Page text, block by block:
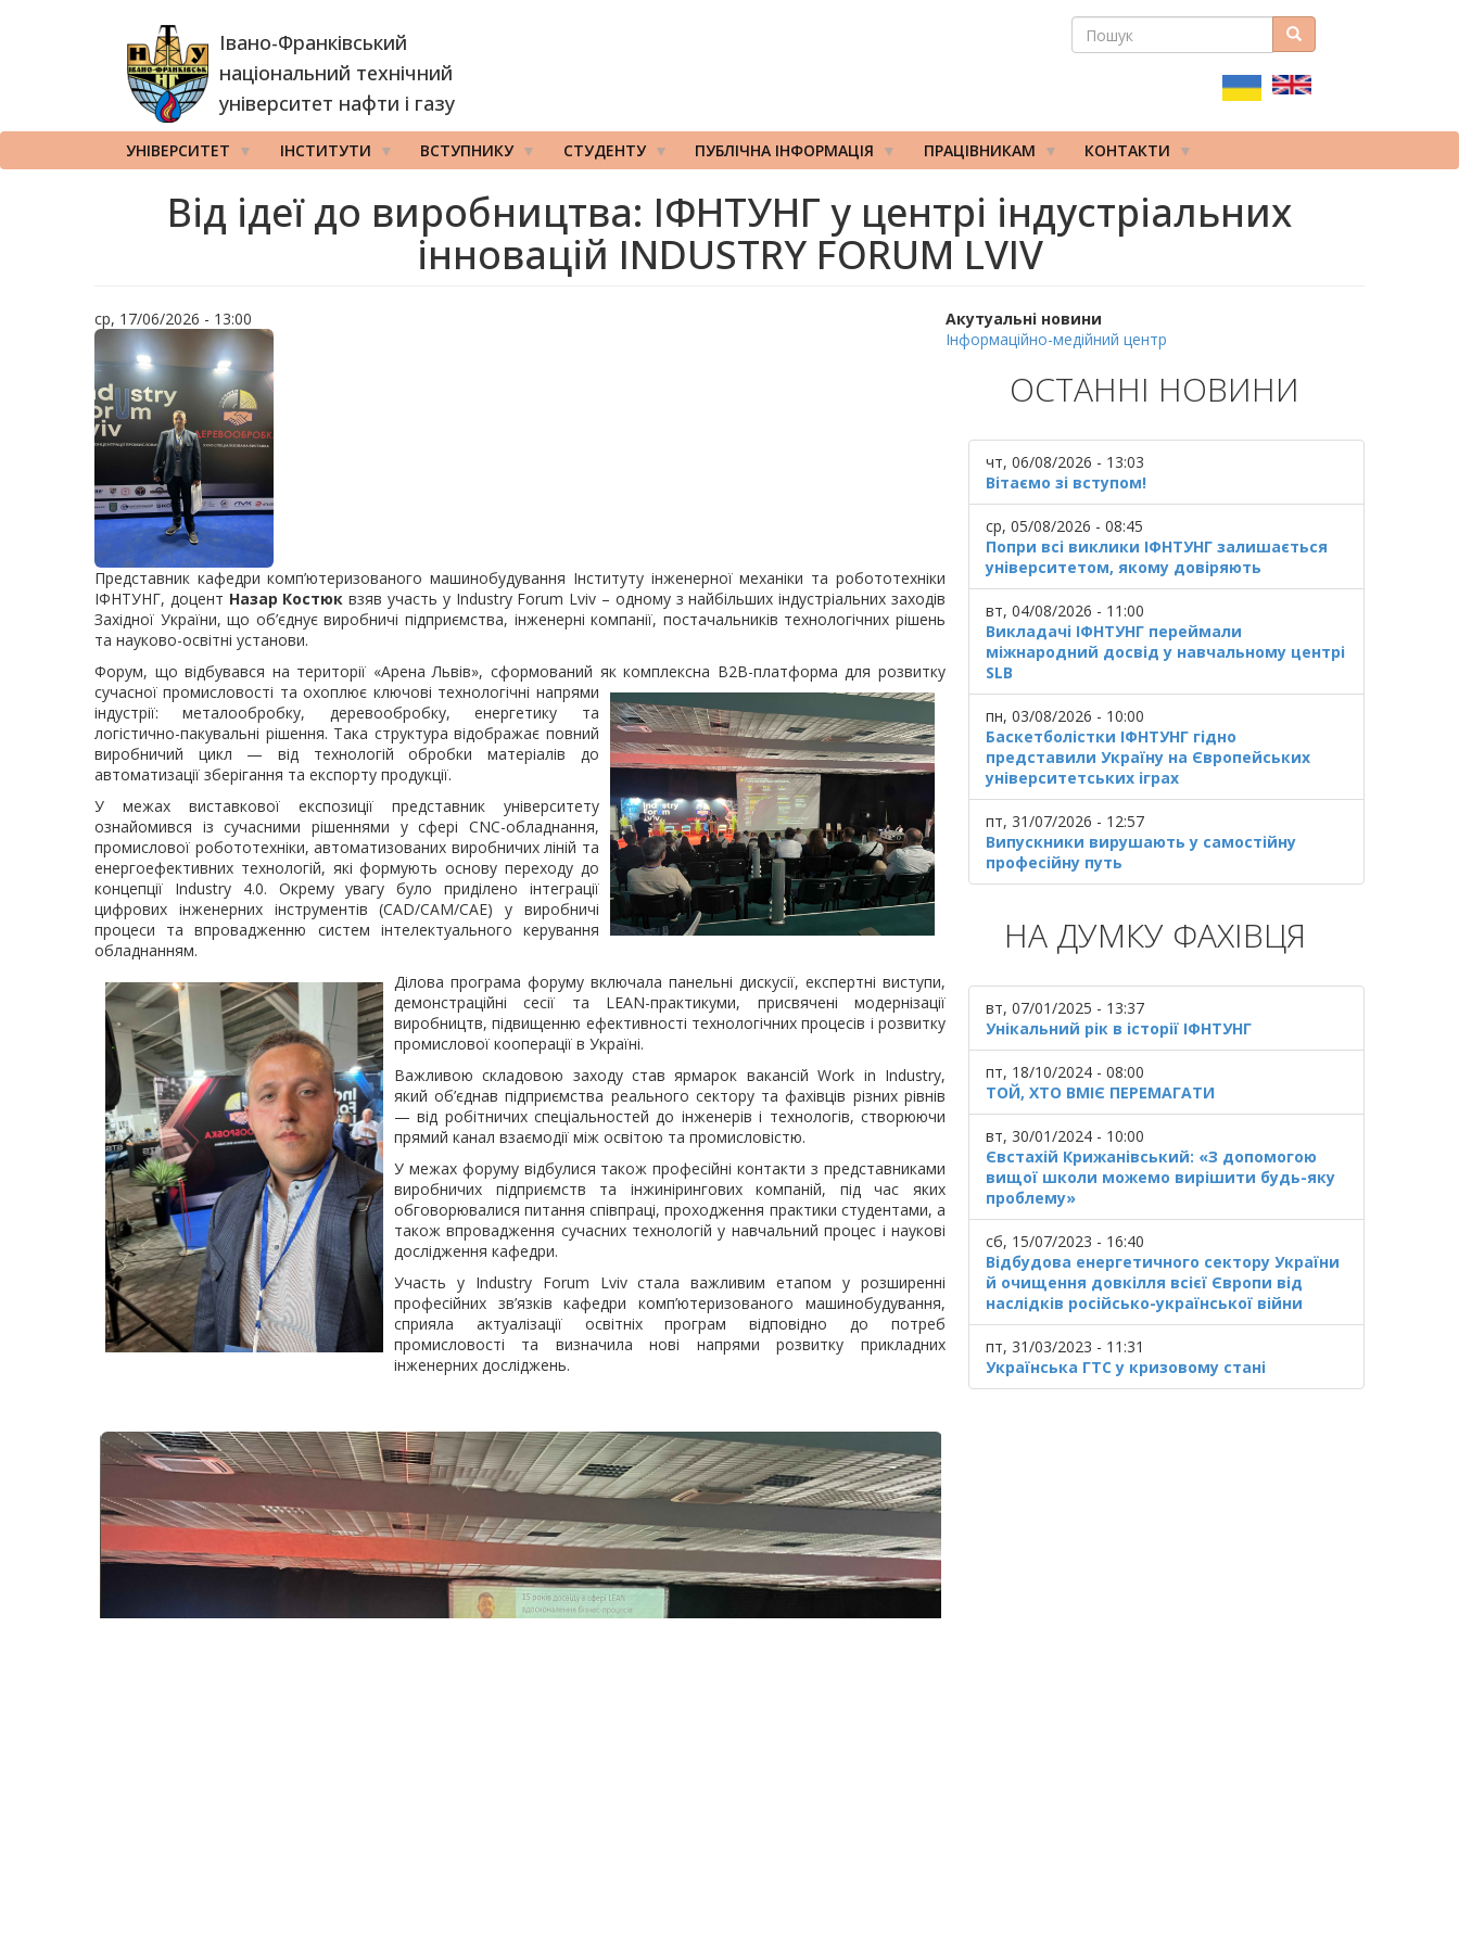
Івано-Франківський
національний технічний
університет нафти і газу
ПОШУКОВА
ПОШУК Пошук
УНІВЕРСИТЕТ ІНСТИТУТИ ВСТУПНИКУ СТУДЕНТУ ПУБЛІЧНА ІНФОРМАЦІЯ ПРАЦІВНИКАМ КОНТАКТИ
Від ідеї до виробництва: ІФНТУНГ у центрі індустріальних
інновацій INDUSTRY FORUM LVIV
ср, 17/06/2026 - 13:00
Представник кафедри комп’ютеризованого машинобудування Інституту інженерної механіки та робототехніки
ІФНТУНГ, доцент Назар Костюк взяв участь у Industry Forum Lviv – одному з найбільших індустріальних заходів
Західної України, що об’єднує виробничі підприємства, інженерні компанії, постачальників технологічних рішень
та науково-освітні установи.
Форум, що відбувався на території «Арена Львів», сформований як комплексна B2B-платформа для розвитку
сучасної промисловості та охоплює ключові технологічні напрями
індустрії: металообробку, деревообробку, енергетику та
логістично-пакувальні рішення. Така структура відображає повний
виробничий цикл — від технологій обробки матеріалів до
автоматизації зберігання та експорту продукції.
У межах виставкової експозиції представник університету
ознайомився із сучасними рішеннями у сфері CNC-обладнання,
промислової робототехніки, автоматизованих виробничих ліній та
енергоефективних технологій, які формують основу переходу до
концепції Industry 4.0. Окрему увагу було приділено інтеграції
цифрових інженерних інструментів (CAD/CAM/CAE) у виробничі
процеси та впровадженню систем інтелектуального керування
обладнанням.
Ділова програма форуму включала панельні дискусії, експертні виступи,
демонстраційні сесії та LEAN-практикуми, присвячені модернізації
виробництв, підвищенню ефективності технологічних процесів і розвитку
промислової кооперації в Україні.
Важливою складовою заходу став ярмарок вакансій Work in Industry,
який об’єднав підприємства реального сектору та фахівців різних рівнів
— від робітничих спеціальностей до інженерів і технологів, створюючи
прямий канал взаємодії між освітою та промисловістю.
У межах форуму відбулися також професійні контакти з представниками
виробничих підприємств та інжинірингових компаній, під час яких
обговорювалися питання співпраці, проходження практики студентами, а
також впровадження сучасних технологій у навчальний процес і наукові
дослідження кафедри.
Участь у Industry Forum Lviv стала важливим етапом у розширенні
професійних зв’язків кафедри комп’ютеризованого машинобудування,
сприяла актуалізації освітніх програм відповідно до потреб
промисловості та визначила нові напрями розвитку прикладних
інженерних досліджень.
Акутуальні новини
Інформаційно-медійний центр
ОСТАННІ НОВИНИ
чт, 06/08/2026 - 13:03
Вітаємо зі вступом!
ср, 05/08/2026 - 08:45
Попри всі виклики ІФНТУНГ залишається
університетом, якому довіряють
вт, 04/08/2026 - 11:00
Викладачі ІФНТУНГ переймали
міжнародний досвід у навчальному центрі
SLB
пн, 03/08/2026 - 10:00
Баскетболістки ІФНТУНГ гідно
представили Україну на Європейських
університетських іграх
пт, 31/07/2026 - 12:57
Випускники вирушають у самостійну
професійну путь
НА ДУМКУ ФАХІВЦЯ
вт, 07/01/2025 - 13:37
Унікальний рік в історії ІФНТУНГ
пт, 18/10/2024 - 08:00
ТОЙ, ХТО ВМІЄ ПЕРЕМАГАТИ
вт, 30/01/2024 - 10:00
Євстахій Крижанівський: «З допомогою
вищої школи можемо вирішити будь-яку
проблему»
сб, 15/07/2023 - 16:40
Відбудова енергетичного сектору України
й очищення довкілля всієї Європи від
наслідків російсько-української війни
пт, 31/03/2023 - 11:31
Українська ГТС у кризовому стані